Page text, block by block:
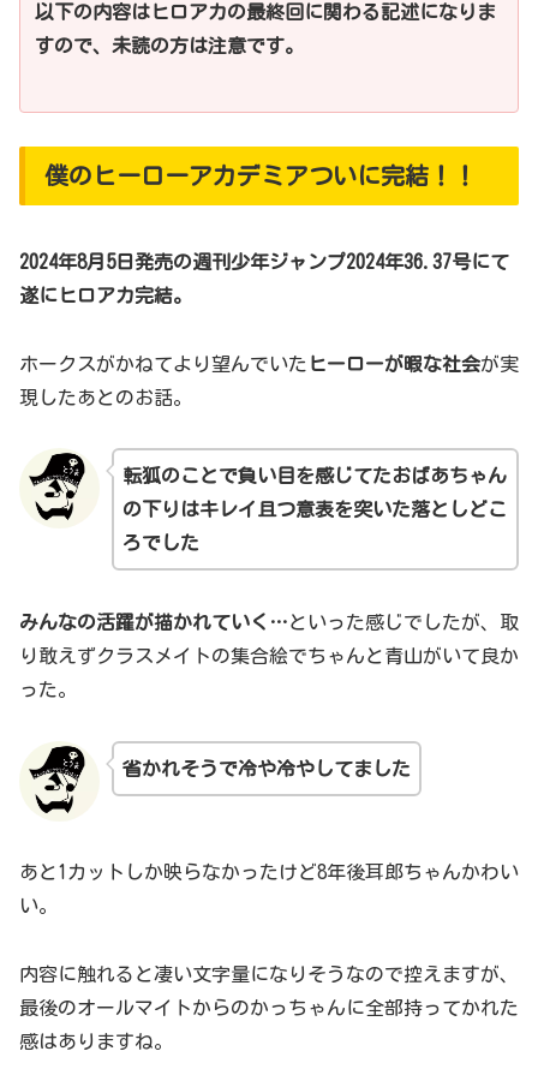
以下の内容はヒロアカの最終回に関わる記述になりま
すので、未読の方は注意です。
僕のヒーローアカデミアついに完結！！
2024年8月5日発売の週刊少年ジャンプ2024年36.37号にて
遂にヒロアカ完結。
ホークスがかねてより望んでいた ヒーローが暇な社会が実
現したあとのお話。
転狐のことで負い目を感じてたおばあちゃん
の下りはキレイ且つ意表を突いた落としどこ
ろでした
みんなの活躍が描かれていく…といった感じでしたが、取
り敢えずクラスメイトの集合絵でちゃんと青山がいて良か
った。
省かれそうで冷や冷やしてました
あと1カットしか映らなかったけど8年後耳郎ちゃんかわい
い。
内容に触れると凄い文字量になりそうなので控えますが、
最後のオールマイトからのかっちゃんに全部持ってかれた
感はありますね。